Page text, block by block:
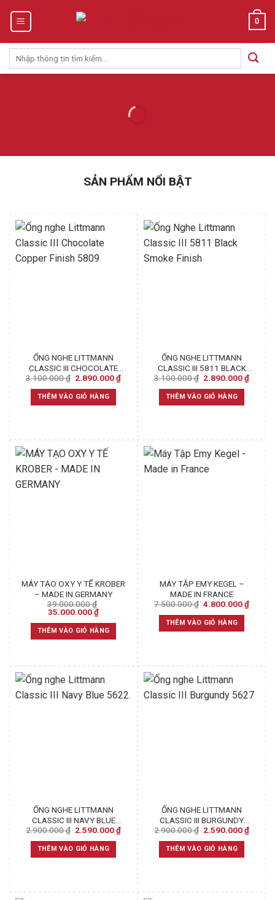
0
kiếm:
SẢN PHẨM NỔI BẬT
ỐNG NGHE LITTMANN
CLASSIC III CHOCOLATE
COPPER FINISH 5809
3.100.000₫ Original
was:
3.100.000 ₫.
2.890.000₫Current
THÊM VÀO GIỎ HÀNG
ỐNG NGHE LITTMANN
CLASSIC III 5811 BLACK
SMOKE FINISH
3.100.000₫ Original
was:
3.100.000 ₫.
2.890.000₫
THÊM VÀO GIỎ HÀNG
MÁY TẠO OXY Y TẾ KROBER
– MADE IN GERMANY
39.000.000₫
Original
was:
39.000.000 ₫.
35.000.000₫Current
is:
35.000.000 ₫.
THÊM VÀO GIỎ HÀNG
MÁY TẬP EMY KEGEL –
MADE IN FRANCE
7.500.000₫ Original
was:
7.500.000 ₫.
4.800.000₫
THÊM VÀO GIỎ HÀNG
ỐNG NGHE LITTMANN
CLASSIC III NAVY BLUE
5622.
2.900.000₫ Original
was:
2.900.000 ₫.
2.590.000₫Current
THÊM VÀO GIỎ HÀNG
ỐNG NGHE LITTMANN
CLASSIC III BURGUNDY
5627
2.900.000₫ Original
was:
2.900.000 ₫.
2.590.000₫
THÊM VÀO GIỎ HÀNG